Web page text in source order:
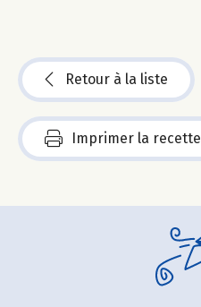
Retour à la liste
Imprimer la recette